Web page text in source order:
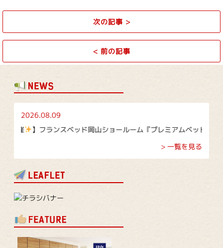
次の記事 >
< 前の記事
2026.08.09
】フランスベッド岡山ショールーム『プレミアムベッド大商談会
> 一覧を見る